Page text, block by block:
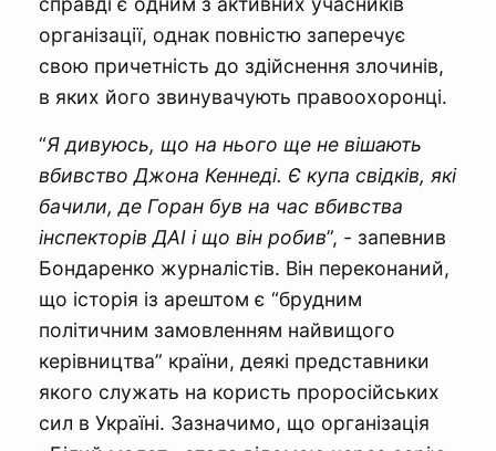
організації, однак повністю заперечує
свою причетність до здійснення злочинів,
в яких його звинувачують правоохоронці.
“Я дивуюсь, що на нього ще не вішають
вбивство Джона Кеннеді. Є купа свідків, які
бачили, де Горан був на час вбивства
інспекторів ДАІ і що він робив”, - запевнив
Бондаренко журналістів. Він переконаний,
що історія із арештом є “брудним
політичним замовленням найвищого
керівництва” країни, деякі представники
якого служать на користь проросійських
сил в Україні. Зазначимо, що організація